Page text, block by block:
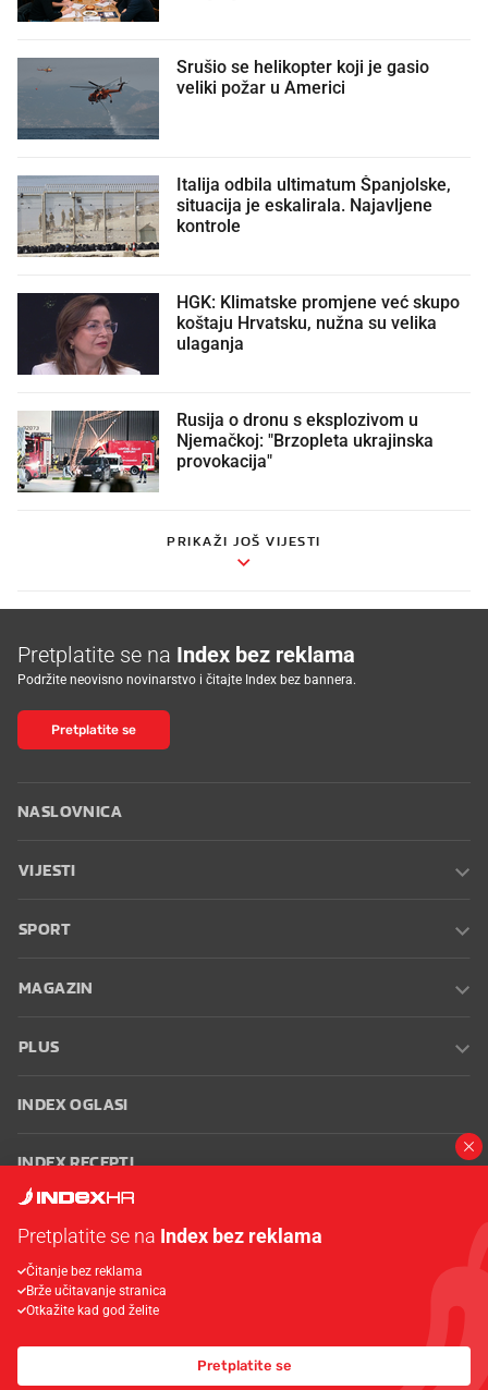
Srušio se helikopter koji je gasio
veliki požar u Americi
Italija odbila ultimatum Španjolske,
situacija je eskalirala. Najavljene
kontrole
HGK: Klimatske promjene već skupo
koštaju Hrvatsku, nužna su velika
ulaganja
Rusija o dronu s eksplozivom u
Njemačkoj: "Brzopleta ukrajinska
provokacija"
PRIKAŽI JOŠ VIJESTI
Pretplatite se na Index bez reklama
Podržite neovisno novinarstvo i čitajte Index bez bannera.
Pretplatite se
NASLOVNICA
VIJESTI
SPORT
MAGAZIN
PLUS
INDEX OGLASI
INDEX RECEPTI
Oglašavanje Zaposli se na Indexu
korištenja
Postavke kolačića
Pretplatite se na Index bez reklama
Čitanje bez reklama
Brže učitavanje stranica
Otkažite kad god želite
Pretplatite se